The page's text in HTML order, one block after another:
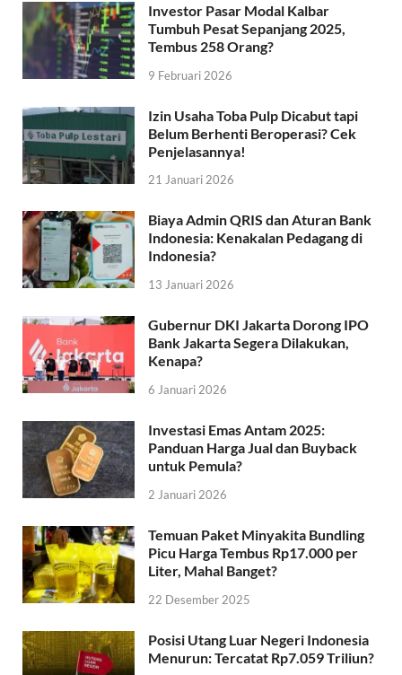
Investor Pasar Modal Kalbar
Tumbuh Pesat Sepanjang 2025,
Tembus 258 Orang?
9 Februari 2026
Izin Usaha Toba Pulp Dicabut tapi
Belum Berhenti Beroperasi? Cek
Penjelasannya!
21 Januari 2026
Biaya Admin QRIS dan Aturan Bank
Indonesia: Kenakalan Pedagang di
Indonesia?
13 Januari 2026
Gubernur DKI Jakarta Dorong IPO
Bank Jakarta Segera Dilakukan,
Kenapa?
6 Januari 2026
Investasi Emas Antam 2025:
Panduan Harga Jual dan Buyback
untuk Pemula?
2 Januari 2026
Temuan Paket Minyakita Bundling
Picu Harga Tembus Rp17.000 per
Liter, Mahal Banget?
22 Desember 2025
Posisi Utang Luar Negeri Indonesia
Menurun: Tercatat Rp7.059 Triliun?